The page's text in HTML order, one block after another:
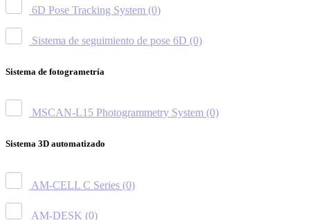
6D Pose Tracking System (0)
Sistema de seguimiento de pose 6D (0)
Sistema de fotogrametría
MSCAN-L15 Photogrammetry System (0)
Sistema 3D automatizado
AM-CELL C Series (0)
AM-DESK (0)